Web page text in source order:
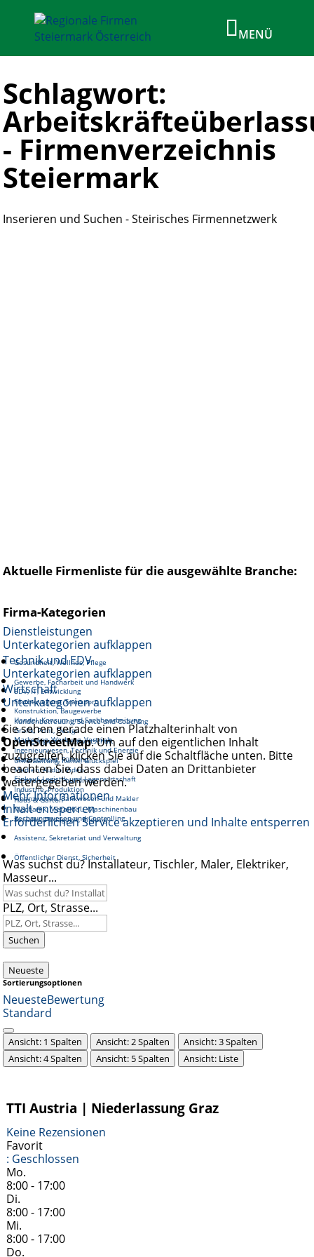
Schlagwort:
- Firmenverzeichnis
Steiermark
Inserieren und Suchen - Steirisches Firmennetzwerk
Aktuelle Firmenliste für die ausgewählte Branche:
Firma-Kategorien
Dienstleistungen
Unterkategorien aufklappen
Gesundheit, Wellnes, Pflege
Gewerbe, Facharbeit und Handwerk
Fortbewegung, Transport
Kundenbetreuung, Service und Coaching
Reinigung und Hauswirtschaft
Unterhaltung, Kunst, Glückspiel
Gastronomie, Tourismus
Haus & Garten
Soziales, Pädagogik, Bildung
Technik und EDV
Unterkategorien aufklappen
EDV, IT, Entwicklung
Konstruktion, Baugewerbe
Grafik, Print, Design
Ingenieurwesen, Technik und Energie
Medien, Audio, Video
Industrie, Produktion
Mechanik, Metallbau, Maschinenbau
Wirtschaft
Unterkategorien aufklappen
Handel, Konsum und Sachbearbeitung
Marketing, Werbung, Vertrieb
Management, Führung
Einkauf, Logistik und Lagerwirtschaft
Finanzwesen, Bankwesen und Makler
Rechnungswesen und Controlling
Assistenz, Sekretariat und Verwaltung
Öffentlicher Dienst, Sicherheit
Sie sehen gerade einen Platzhalterinhalt von
OpenStreetMap. Um auf den eigentlichen Inhalt
zuzugreifen, klicken Sie auf die Schaltfläche unten. Bitte
beachten Sie, dass dabei Daten an Drittanbieter
weitergegeben werden.
Mehr Informationen
Inhalt entsperren
Erforderlichen Service akzeptieren und Inhalte entsperren
Was suchst du? Installateur, Tischler, Maler, Elektriker,
Masseur...
PLZ, Ort, Strasse...
Suchen
Neueste
Sortierungsoptionen
NeuesteBewertung
Standard
Ansicht: 1 Spalten Ansicht: 2 Spalten
Ansicht: 3 Spalten
Ansicht: 4 Spalten
Ansicht: 5 Spalten Ansicht: Liste
TTI Austria | Niederlassung Graz
Keine Rezensionen
Favorit
: Geschlossen
Mo.
8:00 - 17:00
Di.
8:00 - 17:00
Mi.
8:00 - 17:00
Do.